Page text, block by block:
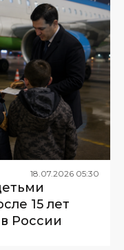
18 07 2026 05:30
15 лет
России